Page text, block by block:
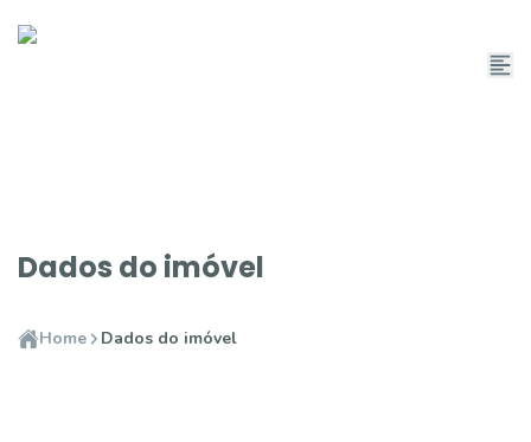
Dados do imóvel
Home Dados do imóvel